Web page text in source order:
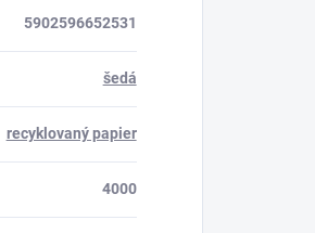
5902596652531
šedá
recyklovaný papier
4000